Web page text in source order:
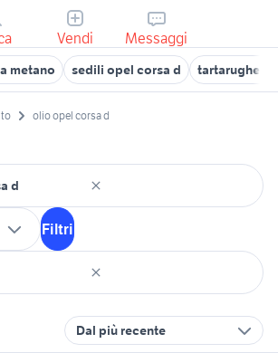
Vendi Messaggi
metano sedili opel corsa d tartarughe d
olio opel corsa d
Filtri
Dal più recente